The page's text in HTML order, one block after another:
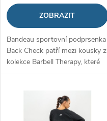
u
k
t
u
k
t
ZOBRAZIT
Bandeau sportovní podprsenka
Back Check patří mezi kousky z
kolekce Barbell Therapy, které
nesmí chybět v šatníku žádné
vyzkoušení si vás získá svým...